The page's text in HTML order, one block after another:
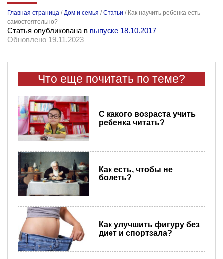
Главная страница / Дом и семья /Статьи / Как научить ребенка есть
самостоятельно?
Статья опубликована в выпуске 18.10.2017
Обновлено 19.11.2023
Что еще почитать по теме?
​С какого возраста учить
ребенка читать?
Как есть, чтобы не
болеть?
Как улучшить фигуру без
диет и спортзала?